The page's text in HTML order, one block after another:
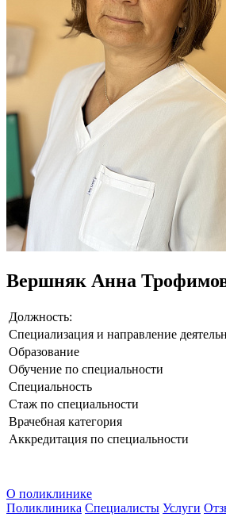
Вершняк Анна
Должность:
Специализация и направление
Образование
Обучение по специальности
Специальность
Стаж по специальности
Врачебная категория
Аккредитация по специальности
О поликлинике
Поликлиника Специалисты Услуги